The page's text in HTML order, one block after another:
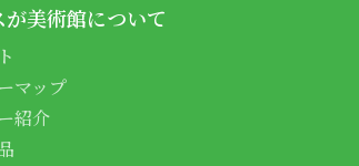
が美術館について
マップ
紹介